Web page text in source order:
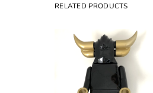
RELATED PRODUCTS